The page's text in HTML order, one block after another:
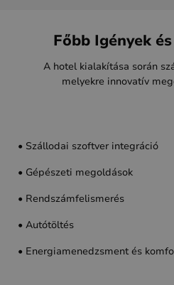
Főbb Igények
A hotel kialakítása során
melyekre innovatív
• Szállodai szoftver integráció
• Gépészeti megoldások
• Rendszámfelismerés
• Autótöltés
• Energiamenedzsment és